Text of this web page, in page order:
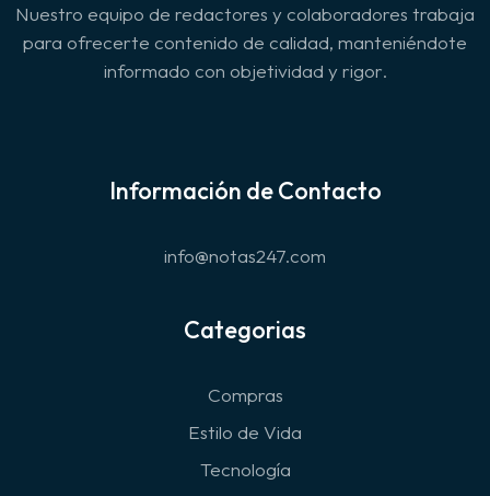
Nuestro equipo de redactores y colaboradores trabaja
para ofrecerte contenido de calidad, manteniéndote
informado con objetividad y rigor.
Información de Contacto
info@notas247.com
Categorias
Compras
Estilo de Vida
Tecnología